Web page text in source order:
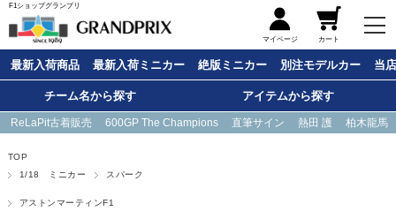
F1ショップグランプリ
マイページ カート
最新入荷商品 最新入荷ミニカー 絶版ミニカー 別注モデルカー 当
チーム名から探す アイテムから探す
ReLaPit古着販売 600GP The Champions 直筆サイン 熱田 護 柏木龍馬
TOP
1/18 ミニカー
スパーク
アストンマーティンF1